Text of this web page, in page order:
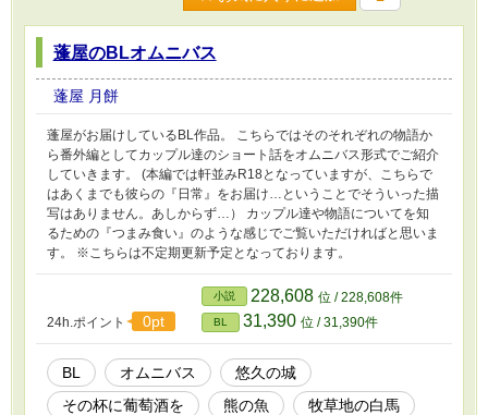
蓬屋のBLオムニバス
蓬屋 月餅
蓬屋がお届けしているBL作品。 こちらではそのそれぞれの物語か
ら番外編としてカップル達のショート話をオムニバス形式でご紹介
していきます。 (本編では軒並みR18となっていますが、こちらで
はあくまでも彼らの『日常』をお届け…ということでそういった描
写はありません。あしからず…） カップル達や物語についてを知
るための『つまみ食い』のような感じでご覧いただければと思いま
す。 ※こちらは不定期更新予定となっております。
24h.ポイント 0pt
小説 228,608 位 / 228,608件
BL 31,390 位 / 31,390件
BL オムニバス
悠久の城
その杯に葡萄酒を
熊の魚
牧草地の白馬